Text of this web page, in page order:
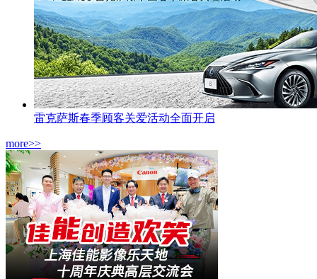
雷克萨斯春季顾客关爱活动全面开启
more>>